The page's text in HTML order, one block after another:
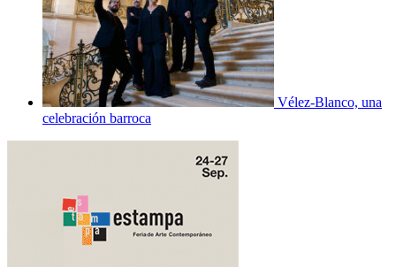
Vélez-Blanco, una
celebración barroca